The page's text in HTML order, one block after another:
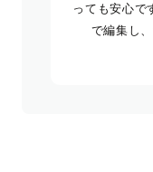
っても安心で
で編集し